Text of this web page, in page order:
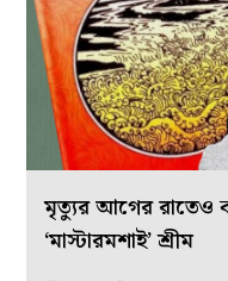
মৃত্যুর আগের রাতেও
‘মাস্টারমশাই’ শ্রীম